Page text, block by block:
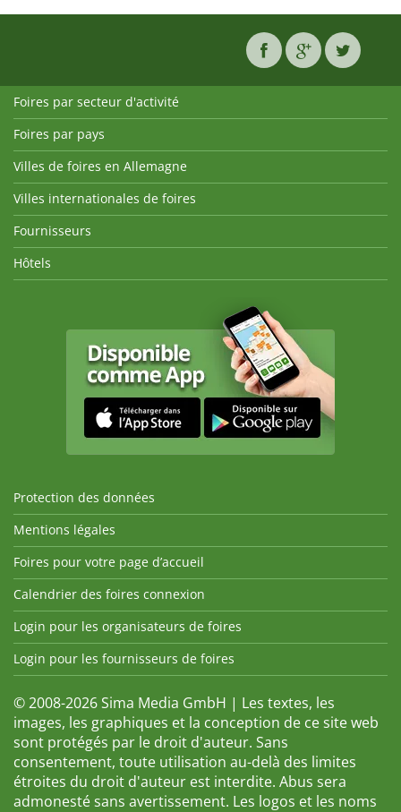
Foires par secteur d'activité
Foires par pays
Villes de foires en Allemagne
Villes internationales de foires
Fournisseurs
Hôtels
Protection des données
Mentions légales
Foires pour votre page d’accueil
Calendrier des foires connexion
Login pour les organisateurs de foires
Login pour les fournisseurs de foires
© 2008-2026 Sima Media GmbH | Les textes, les
images, les graphiques et la conception de ce site web
sont protégés par le droit d'auteur. Sans
consentement, toute utilisation au-delà des limites
étroites du droit d'auteur est interdite. Abus sera
admonesté sans avertissement. Les logos et les noms